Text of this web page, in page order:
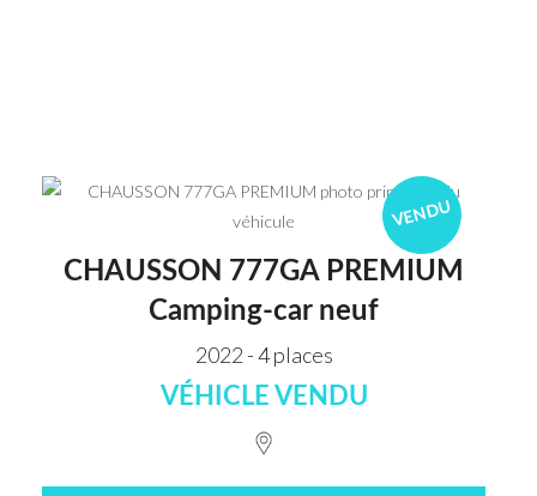
VENDU
CHAUSSON 777GA PREMIUM
Camping-car neuf
2022 - 4 places
VÉHICLE VENDU